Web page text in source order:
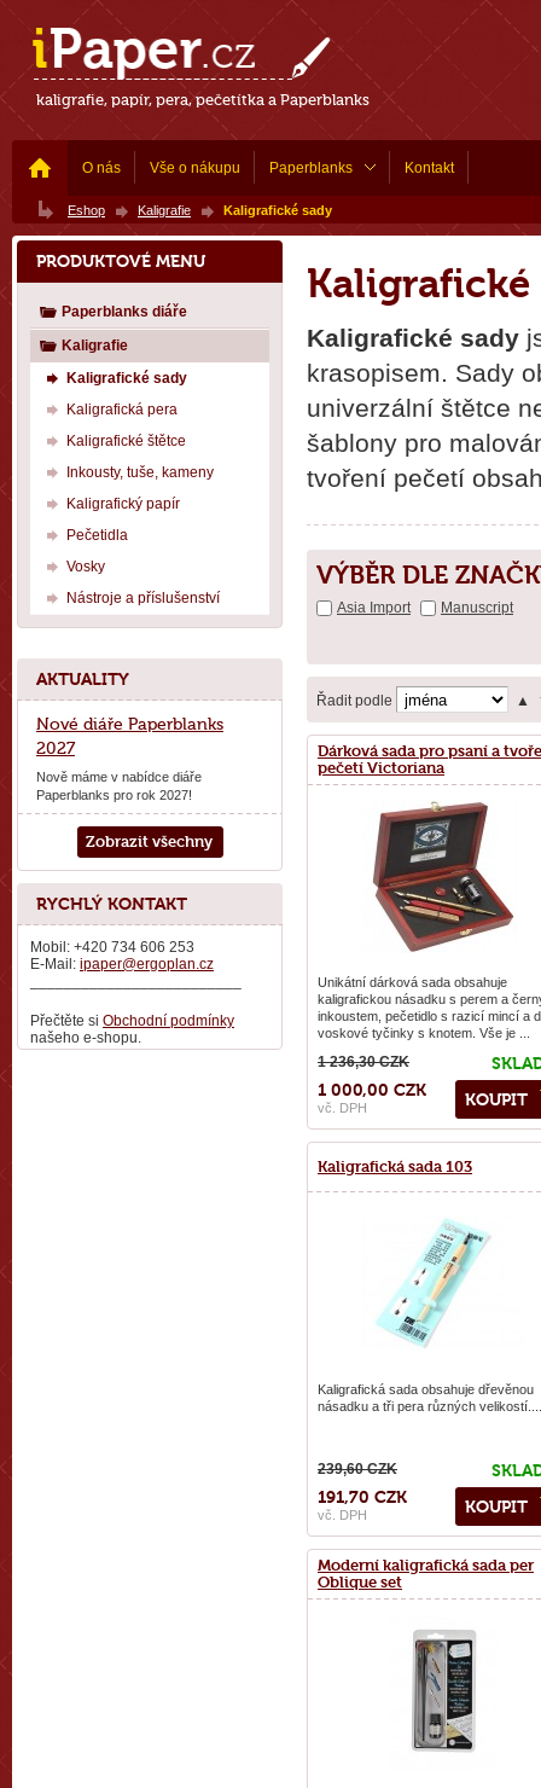
kaligrafie, papír, pera, pečetítka a Paperblanks
O nás Vše o nákupu Paperblanks Kontakt
Eshop Kaligrafie Kaligrafické sady
Kaligrafické
Kaligrafické sady
krasopisem. Sady
univerzální štětce
šablony pro
tvoření pečetí
VÝBĚR DLE
Asia Import Manuscript
Řadit podle ▲
Dárková sada pro psaní a
pečetí Victoriana
Unikátní dárková sada obsahuje
kaligrafickou násadku s perem a
inkoustem, pečetidlo s razicí mincí a
voskové tyčinky s knotem. Vše je ...
KOUPIT
1 236,30 CZK
1 000,00 CZK
vč. DPH
Kaligrafická sada 103
Kaligrafická sada obsahuje dřevěnou
násadku a tři pera různých velikostí....
KOUPIT
239,60 CZK
191,70 CZK
vč. DPH
Moderní kaligrafická sada per
Oblique set
PRODUKTOVÉ MENU
Paperblanks diáře
Kaligrafie
Kaligrafické sady
Kaligrafická pera
Kaligrafické štětce
Inkousty, tuše, kameny
Kaligrafický papír
Pečetidla
Vosky
Nástroje a příslušenství
AKTUALITY
Nové diáře Paperblanks
2027
Nově máme v nabídce diáře
Paperblanks pro rok 2027!
Zobrazit všechny
RYCHLÝ KONTAKT
Mobil: +420 734 606 253
E-Mail: ipaper@ergoplan.cz
Přečtěte si Obchodní podmínky
našeho e-shopu.